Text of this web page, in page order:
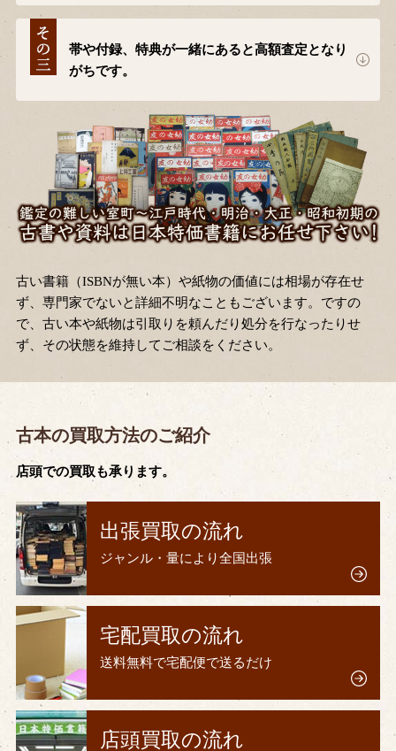
帯や付録、特典が一緒にあると高額査定となり
がちです。
古い書籍（ISBNが無い本）や紙物の価値には相場が存在せ
ず、専門家でないと詳細不明なこともございます。ですの
で、古い本や紙物は引取りを頼んだり処分を行なったりせ
ず、その状態を維持してご相談をください。
古本の買取方法のご紹介
店頭での買取も承ります。
出張買取の流れ
ジャンル・量により全国出張
宅配買取の流れ
送料無料で宅配便で送るだけ
店頭買取の流れ